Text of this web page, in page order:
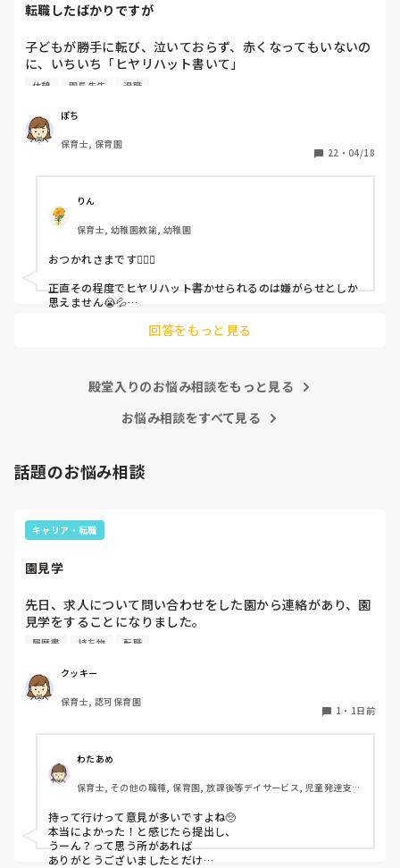
転職したばかりですが
子どもが勝手に転び、泣いておらず、赤くなってもいないの
に、いちいち「ヒヤリハット書いて」
と書かされ
（そう言う本人は書かない）
しかも、上司に↑この内容でも
ちゃんと考えて対策を練って書き込むようにと。
呼ばれて一緒に対策を考えさせられること多数
これだけで30〜40分拘束されて辛いです
皆さんの園はどうですか?
休憩 園長先生 退職
ぽち
保育士, 保育園
22 ・ 04/18
りん
保育士, 幼稚園教諭, 幼稚園
おつかれさまです🙇🏻‍♀️
正直その程度でヒヤリハット書かせられるのは嫌がらせとしか
思えません😭💦
回答をもっと見る
殿堂入りのお悩み相談をもっと見る
お悩み相談をすべて見る
話題のお悩み相談
キャリア・転職
園見学
先日、求人について問い合わせをした園から連絡があり、園
見学をすることになりました。
私としては求人に応募したという認識ですが、『園見学をご
問しましたが、見学なので特にありませんとのこと
このような場合は本当に見学だけで終了なのでしょうか？
でしょうか？
履歴書 持ち物 転職
クッキー
保育士, 認可保育園
1 ・ 1日前
わたあめ
保育士, その他の職種, 保育園, 放課後等デイサービス, 児童発達支援
持って行けって意見が多いですよね🥺
本当によかった！と感じたら提出し、
うーん？って思う所があれば
ありがとうございましたとだけ